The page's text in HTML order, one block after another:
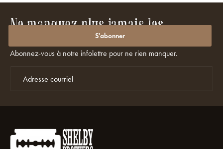
Ne manquez plus jamais les
promotions ou les réductions ?
Abonnez-vous à notre infolettre pour ne rien manquer.
S'abonner